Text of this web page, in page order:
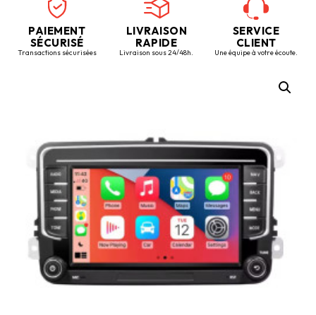
PAIEMENT
SÉCURISÉ
Transactions sécurisées
LIVRAISON
RAPIDE
Livraison sous 24/48h.
SERVICE
CLIENT
Une équipe à votre écoute.